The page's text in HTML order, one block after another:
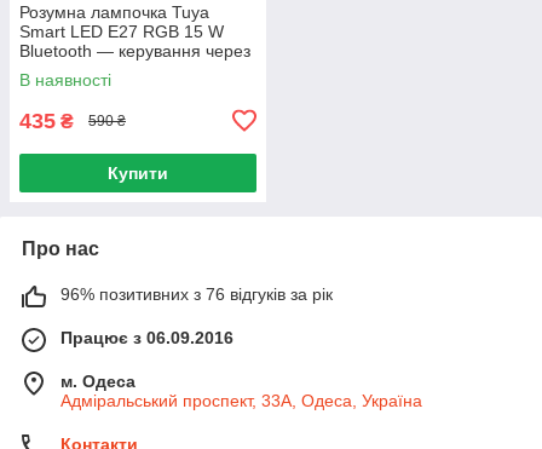
Розумна лампочка Tuya
Smart LED E27 RGB 15 W
Bluetooth — керування через
додаток
В наявності
435 ₴ 590 ₴
Купити
Про нас
96% позитивних з 76 відгуків за рік
Працює з 06.09.2016
м. Одеса
Адміральський проспект, 33А, Одеса, Україна
Контакти